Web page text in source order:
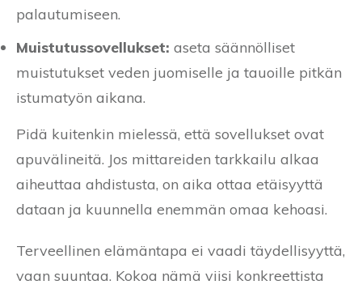
palautumiseen.
Muistutussovellukset: aseta säännölliset
muistutukset veden juomiselle ja tauoille pitkän
istumatyön aikana.
Pidä kuitenkin mielessä, että sovellukset ovat
apuvälineitä. Jos mittareiden tarkkailu alkaa
aiheuttaa ahdistusta, on aika ottaa etäisyyttä
dataan ja kuunnella enemmän omaa kehoasi.
Terveellinen elämäntapa ei vaadi täydellisyyttä,
vaan suuntaa. Kokoa nämä viisi konkreettista